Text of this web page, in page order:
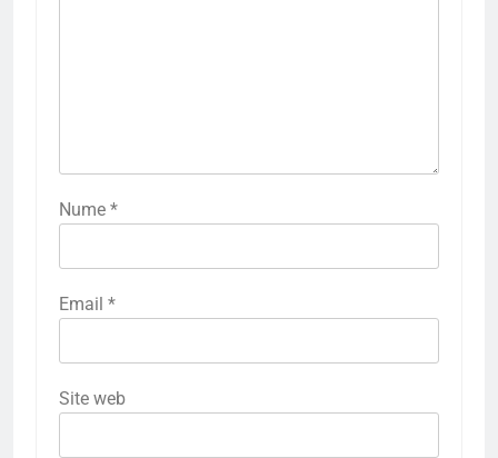
Nume *
Email *
Site web